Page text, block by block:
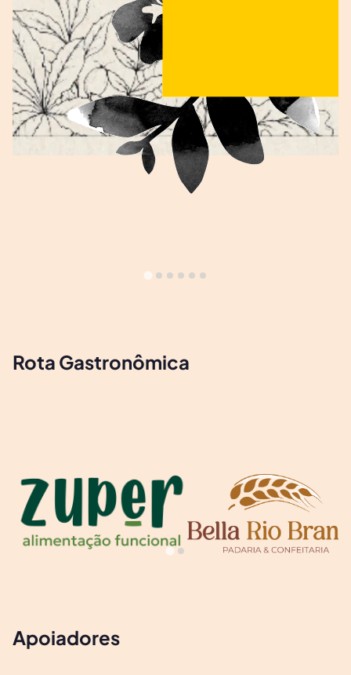
Rota Gastronômica
Apoiadores